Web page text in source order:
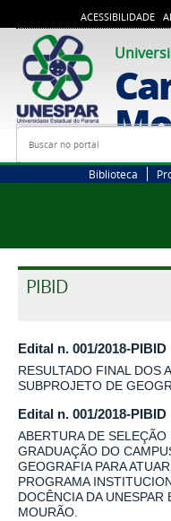
ACESSIBILIDADE
Busca
Biblioteca
PIBID
Edital n. 001/2018-PIBID
RESULTADO FINAL DOS
SUBPROJETO DE
Edital n. 001/2018-PIBID
ABERTURA DE
GRADUAÇÃO DO
GEOGRAFIA PARA
PROGRAMA
DOCÊNCIA DA
MOURÃO.